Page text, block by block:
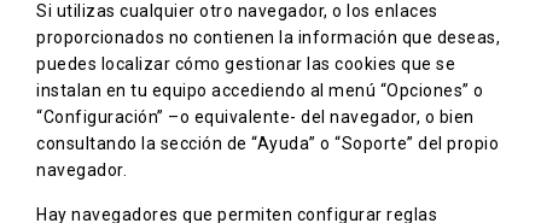
Si utilizas cualquier otro navegador, o los enlaces
proporcionados no contienen la información que deseas,
puedes localizar cómo gestionar las cookies que se
instalan en tu equipo accediendo al menú “Opciones” o
“Configuración” –o equivalente- del navegador, o bien
consultando la sección de “Ayuda” o “Soporte” del propio
navegador.
Hay navegadores que permiten configurar reglas